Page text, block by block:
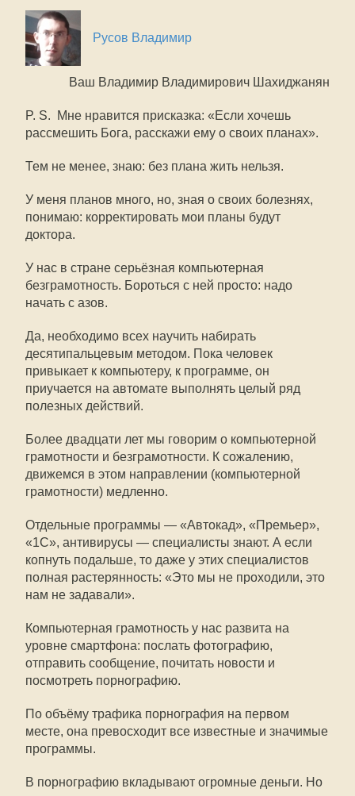
Русов Владимир
Ваш Владимир Владимирович Шахиджанян
P. S. Мне нравится присказка: «Если хочешь
рассмешить Бога, расскажи ему о своих планах».
Тем не менее, знаю: без плана жить нельзя.
У меня планов много, но, зная о своих болезнях,
понимаю: корректировать мои планы будут
доктора.
У нас в стране серьёзная компьютерная
безграмотность. Бороться с ней просто: надо
начать с азов.
Да, необходимо всех научить набирать
десятипальцевым методом. Пока человек
привыкает к компьютеру, к программе, он
приучается на автомате выполнять целый ряд
полезных действий.
Более двадцати лет мы говорим о компьютерной
грамотности и безграмотности. К сожалению,
движемся в этом направлении (компьютерной
грамотности) медленно.
Отдельные программы — «Автокад», «Премьер»,
«1С», антивирусы — специалисты знают. А если
копнуть подальше, то даже у этих специалистов
полная растерянность: «Это мы не проходили, это
нам не задавали».
Компьютерная грамотность у нас развита на
уровне смартфона: послать фотографию,
отправить сообщение, почитать новости и
посмотреть порнографию.
По объёму трафика порнография на первом
месте, она превосходит все известные и значимые
программы.
В порнографию вкладывают огромные деньги. Но